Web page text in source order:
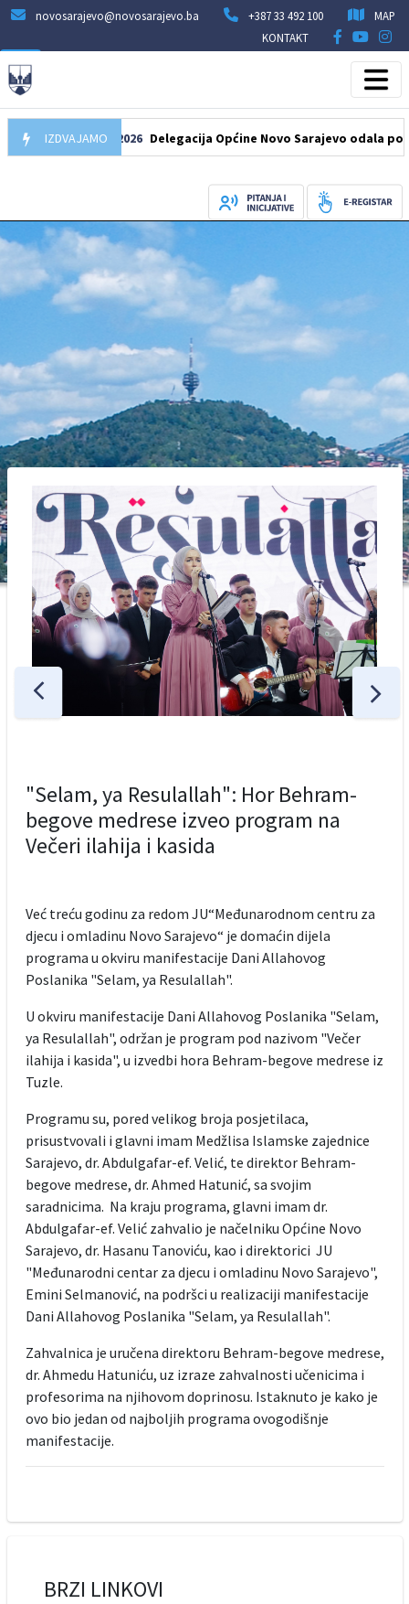
novosarajevo@novosarajevo.ba +387 33 492 100
MAP
KONTAKT
IZDVAJAMO
07.08.2026 Delegacija Općine Novo Sarajevo odala počast
"Selam, ya Resulallah": Hor Behram-
begove medrese izveo program na
Večeri ilahija i kasida
Već treću godinu za redom JU“Međunarodnom centru za
djecu i omladinu Novo Sarajevo“ je domaćin dijela
programa u okviru manifestacije Dani Allahovog
Poslanika "Selam, ya Resulallah".
U okviru manifestacije Dani Allahovog Poslanika "Selam,
ya Resulallah", održan je program pod nazivom "Večer
ilahija i kasida", u izvedbi hora Behram-begove medrese iz
Tuzle.
Programu su, pored velikog broja posjetilaca,
prisustvovali i glavni imam Medžlisa Islamske zajednice
Sarajevo, dr. Abdulgafar-ef. Velić, te direktor Behram-
begove medrese, dr. Ahmed Hatunić, sa svojim
saradnicima. Na kraju programa, glavni imam dr.
Abdulgafar-ef. Velić zahvalio je načelniku Općine Novo
Sarajevo, dr. Hasanu Tanoviću, kao i direktorici JU
"Međunarodni centar za djecu i omladinu Novo Sarajevo",
Emini Selmanović, na podršci u realizaciji manifestacije
Dani Allahovog Poslanika "Selam, ya Resulallah".
Zahvalnica je uručena direktoru Behram-begove medrese,
dr. Ahmedu Hatuniću, uz izraze zahvalnosti učenicima i
profesorima na njihovom doprinosu. Istaknuto je kako je
ovo bio jedan od najboljih programa ovogodišnje
manifestacije.
BRZI LINKOVI